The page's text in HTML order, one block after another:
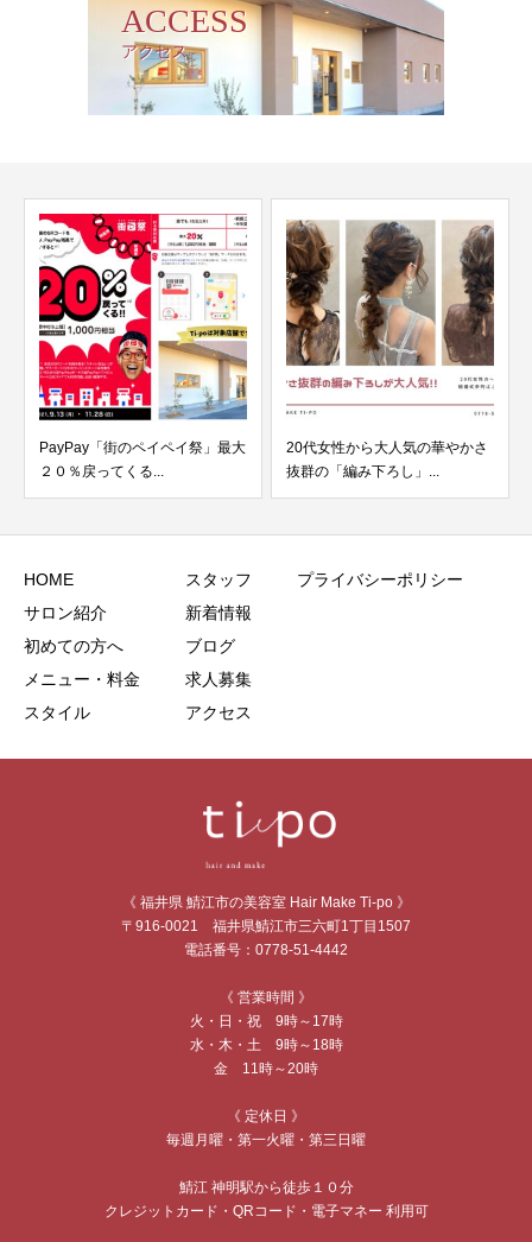
ACCESS
アクセス
のペイペイ祭」最大
くる...
20代女性から大人気の華やかさ
抜群の「編み下ろし」...
「超payPay祭
–...
HOME
サロン紹介
初めての方へ
メニュー・料金
スタイル
スタッフ
新着情報
ブログ
求人募集
アクセス
プライバシーポリシー
《 福井県 鯖江市の美容室 Hair Make Ti-po 》
〒916-0021 福井県鯖江市三六町1丁目1507
電話番号：0778-51-4442
《 営業時間 》
火・日・祝 9時～17時
水・木・土 9時～18時
金 11時～20時
《 定休日 》
毎週月曜・第一火曜・第三日曜
鯖江 神明駅から徒歩１０分
クレジットカード・QRコード・電子マネー 利用可